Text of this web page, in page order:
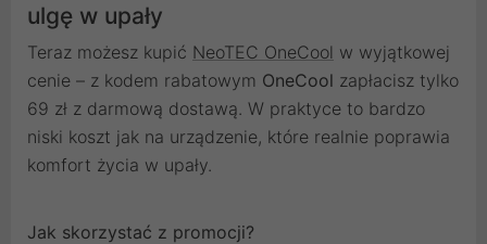
ulgę w upały
Teraz możesz kupić NeoTEC OneCool w wyjątkowej
cenie – z kodem rabatowym OneCool zapłacisz tylko
69 zł z darmową dostawą. W praktyce to bardzo
niski koszt jak na urządzenie, które realnie poprawia
komfort życia w upały.
Jak skorzystać z promocji?